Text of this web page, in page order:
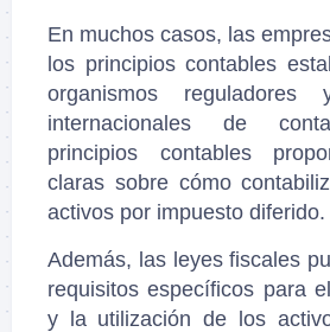
En muchos casos, las
los principios contables
organismos
internacionales de
principios contables
claras sobre cómo
activos por impuesto diferido.
Además, las leyes fiscales
requisitos específicos para
y la utilización de los